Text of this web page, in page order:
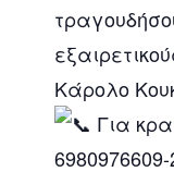
Κάρολο
Για